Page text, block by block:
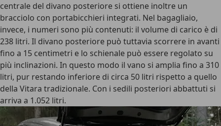
centrale del divano posteriore si ottiene inoltre un
bracciolo con portabicchieri integrati. Nel bagagliaio,
invece, i numeri sono più contenuti: il volume di carico è di
238 litri. Il divano posteriore può tuttavia scorrere in avanti
fino a 15 centimetri e lo schienale può essere regolato su
più inclinazioni. In questo modo il vano si amplia fino a 310
litri, pur restando inferiore di circa 50 litri rispetto a quello
della Vitara tradizionale. Con i sedili posteriori abbattuti si
arriva a 1.052 litri.